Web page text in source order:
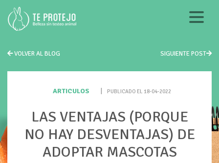
VOLVER AL BLOG SIGUIENTE POST
ARTICULOS PUBLICADO EL 18-04-2022
LAS VENTAJAS (PORQUE
NO HAY DESVENTAJAS) DE
ADOPTAR MASCOTAS